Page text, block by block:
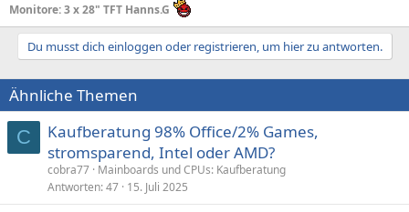
Monitore: 3 x 28" TFT Hanns.G
Du musst dich einloggen oder registrieren, um hier zu antworten.
Ähnliche Themen
C
Kaufberatung 98% Office/2% Games,
stromsparend, Intel oder AMD?
cobra77 Mainboards und CPUs: Kaufberatung
Antworten 47 15. Juli 2025